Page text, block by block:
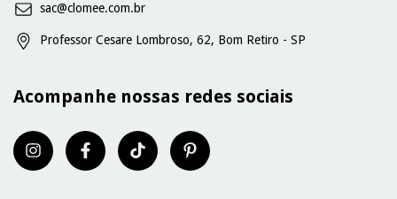
sac@clomee.com.br
Professor Cesare Lombroso, 62, Bom Retiro - SP
Acompanhe nossas redes sociais